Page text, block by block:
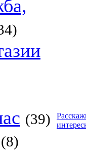
(39)
(8)